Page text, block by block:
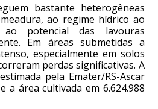
bastante heterogêneas
ao regime hídrico ao
potencial das lavouras
Em áreas submetidas a
especialmente em solos
perdas significativas. A
pela Emater/RS-Ascar
a área cultivada em 6.624.988